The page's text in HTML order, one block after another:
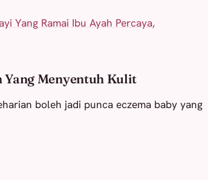
Yang Ramai Ibu Ayah Percaya,
Yang Menyentuh Kulit
boleh jadi punca eczema baby yang